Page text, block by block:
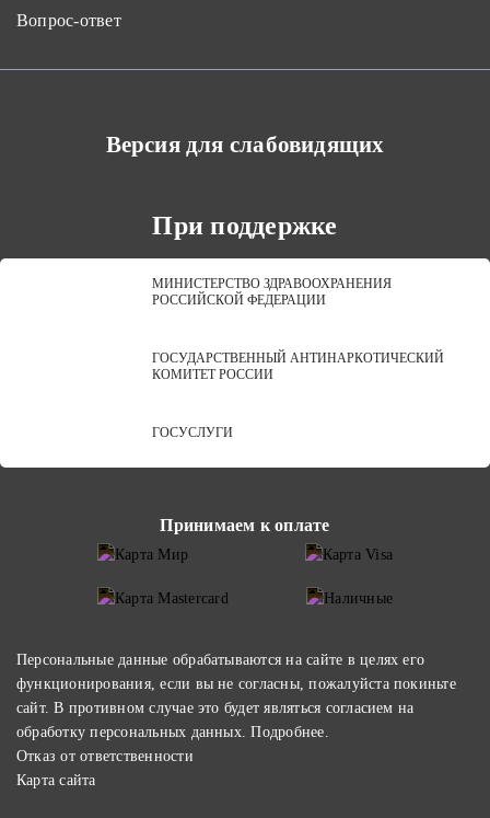
Вопрос-ответ
Версия для слабовидящих
При поддержке
МИНИСТЕРСТВО ЗДРАВООХРАНЕНИЯ
РОССИЙСКОЙ ФЕДЕРАЦИИ
ГОСУДАРСТВЕННЫЙ АНТИНАРКОТИЧЕСКИЙ
КОМИТЕТ РОССИИ
ГОСУСЛУГИ
Принимаем к оплате
Персональные данные обрабатываются на сайте в целях его
функционирования, если вы не согласны, пожалуйста покиньте
сайт. В противном случае это будет являться согласием на
обработку персональных данных.Подробнее.
Отказ от ответственности
Карта сайта